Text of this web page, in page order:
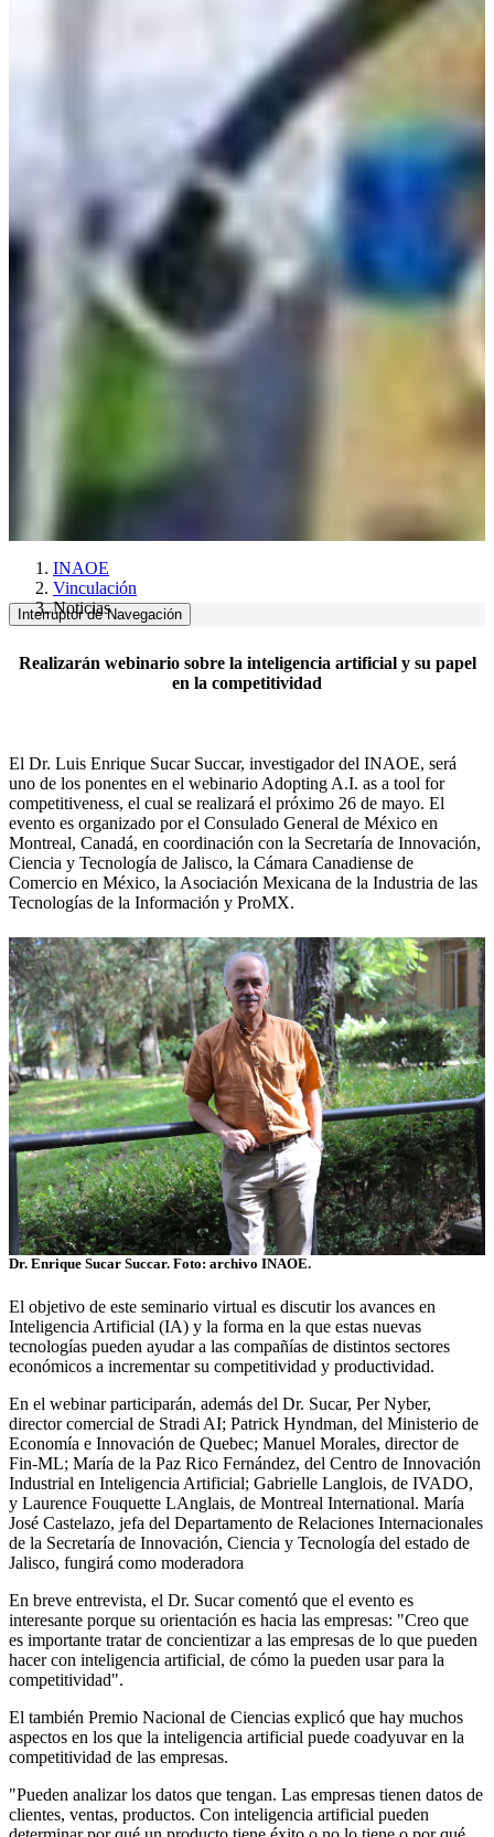
INAOE
Vinculación
Noticias
Interruptor de Navegación
Realizarán webinario sobre la inteligencia artificial y su papel
en la competitividad
El Dr. Luis Enrique Sucar Succar, investigador del INAOE, será
uno de los ponentes en el webinario Adopting A.I. as a tool for
competitiveness, el cual se realizará el próximo 26 de mayo. El
evento es organizado por el Consulado General de México en
Montreal, Canadá, en coordinación con la Secretaría de Innovación,
Ciencia y Tecnología de Jalisco, la Cámara Canadiense de
Comercio en México, la Asociación Mexicana de la Industria de las
Tecnologías de la Información y ProMX.
Dr. Enrique Sucar Succar. Foto: archivo INAOE.
El objetivo de este seminario virtual es discutir los avances en
Inteligencia Artificial (IA) y la forma en la que estas nuevas
tecnologías pueden ayudar a las compañías de distintos sectores
económicos a incrementar su competitividad y productividad.
En el webinar participarán, además del Dr. Sucar, Per Nyber,
director comercial de Stradi AI; Patrick Hyndman, del Ministerio de
Economía e Innovación de Quebec; Manuel Morales, director de
Fin-ML; María de la Paz Rico Fernández, del Centro de Innovación
Industrial en Inteligencia Artificial; Gabrielle Langlois, de IVADO,
y Laurence Fouquette LAnglais, de Montreal International. María
José Castelazo, jefa del Departamento de Relaciones Internacionales
de la Secretaría de Innovación, Ciencia y Tecnología del estado de
Jalisco, fungirá como moderadora
En breve entrevista, el Dr. Sucar comentó que el evento es
interesante porque su orientación es hacia las empresas: "Creo que
es importante tratar de concientizar a las empresas de lo que pueden
hacer con inteligencia artificial, de cómo la pueden usar para la
competitividad".
El también Premio Nacional de Ciencias explicó que hay muchos
aspectos en los que la inteligencia artificial puede coadyuvar en la
competitividad de las empresas.
"Pueden analizar los datos que tengan. Las empresas tienen datos de
clientes, ventas, productos. Con inteligencia artificial pueden